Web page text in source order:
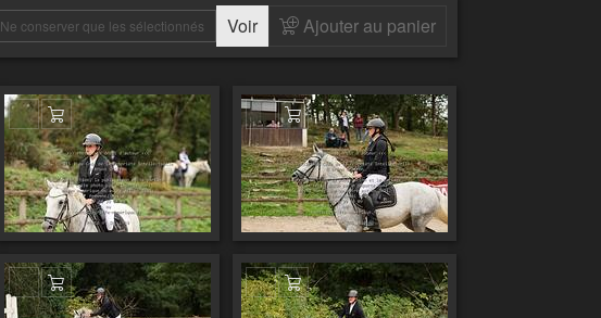
Ne conserver que les sélectionnés Voir Ajouter au panier
Ajouter au panier Ajouter au panier
Ajouter au panier Ajouter au panier